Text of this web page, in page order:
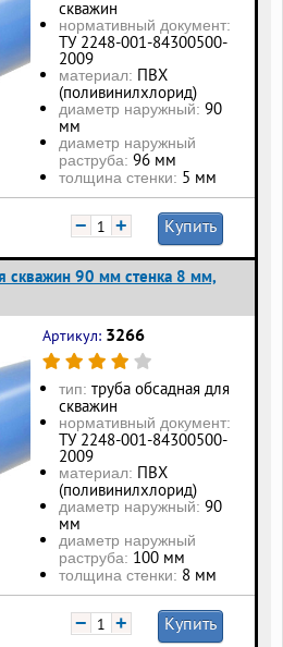
скважин
нормативный документ:
ТУ 2248-001-84300500-
2009
материал: ПВХ
(поливинилхлорид)
диаметр наружный: 90
мм
диаметр наружный
раструба: 96 мм
толщина стенки: 5 мм
− + Купить
скважин 90 мм стенка 8 мм,
Артикул: 3266
тип: труба обсадная для
скважин
нормативный документ:
ТУ 2248-001-84300500-
2009
материал: ПВХ
(поливинилхлорид)
диаметр наружный: 90
мм
диаметр наружный
раструба: 100 мм
толщина стенки: 8 мм
− + Купить